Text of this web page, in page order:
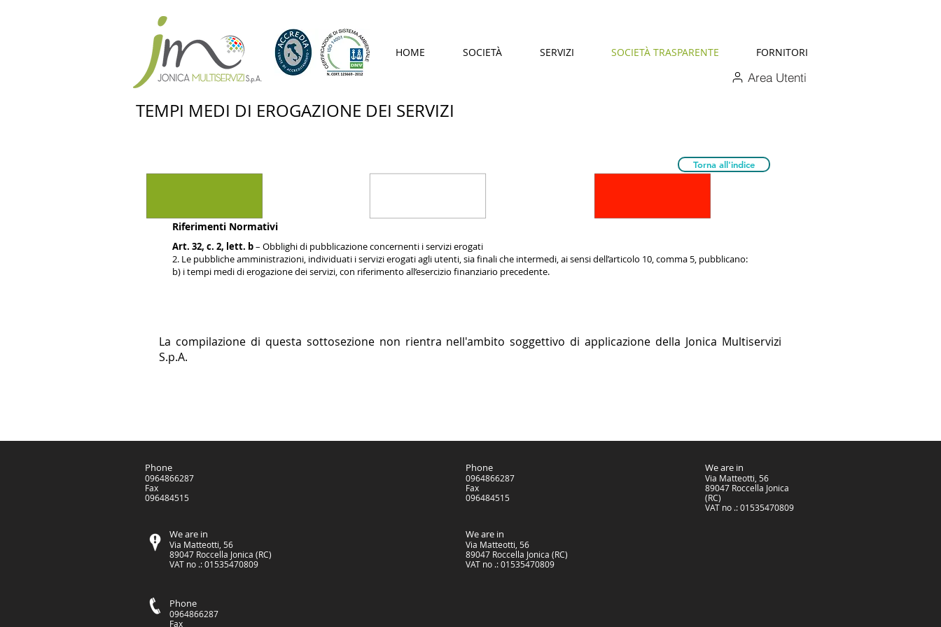
HOME SOCIETÀ SERVIZI SOCIETÀ TRASPARENTE FORNITORI
Area Utenti
TEMPI MEDI DI EROGAZIONE DEI SERVIZI
Torna all'indice
Riferimenti Normativi
Art. 32, c. 2, lett. b– Obblighi di pubblicazione concernenti i servizi erogati
2. Le pubbliche amministrazioni, individuati i servizi erogati agli utenti, sia finali che intermedi, ai sensi dell’articolo 10, comma 5, pubblicano:
b) i tempi medi di erogazione dei servizi, con riferimento all’esercizio finanziario precedente.
La compilazione di questa sottosezione non rientra nell'ambito soggettivo di applicazione della Jonica Multiservizi
S.p.A.
Phone
0964866287
Fax
096484515
We are in
Via Matteotti, 56
89047 Roccella Jonica (RC)
VAT no .: 01535470809
Phone
0964866287
Fax
096484515
We are in
Via Matteotti, 56
89047 Roccella Jonica
(RC)
VAT no .: 01535470809
We are in
Via Matteotti, 56
89047 Roccella Jonica (RC)
VAT no .: 01535470809
Phone
0964866287
Fax